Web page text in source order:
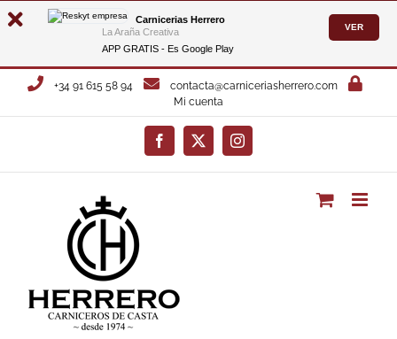
Carnicerias Herrero
La Araña Creativa
APP GRATIS - Es Google Play
VER
Saltar
+34 91 615 58 94
contacta@carniceriasherrero.com
Mi cuenta
Facebook
X Instagram